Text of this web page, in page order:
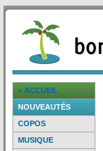
> ACCUEIL
NOUVEAUTÉS
COPOS
MUSIQUE